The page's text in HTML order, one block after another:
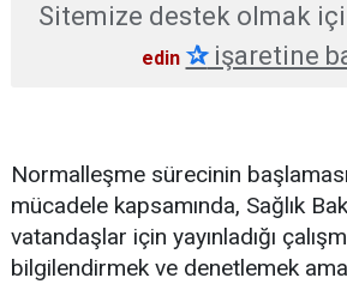
Sitemize destek olmak
edin ✰işaretine
Normalleşme sürecinin
mücadele kapsamında, Sağlık
vatandaşlar için yayınladığı
bilgilendirmek ve denetlemek